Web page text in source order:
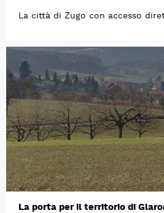
La città di Zugo con accesso
La porta per il territorio di